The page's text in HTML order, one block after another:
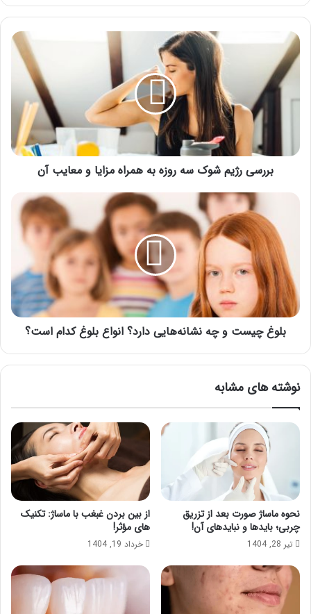
بررسی
رژیم
شوک
روزه به
معایب
بررسی رژیم شوک سه روزه به همراه مزایا و معایب آن
نشانه‌هایی
دارد؟
انواع
بلوغ
کدام
است؟بلوغ چیست و چه نشانه‌هایی دارد؟ انواع بلوغ کدام است؟
نوشته های مشابه
نحوه ماساژ صورت بعد از تزریق
چربی؛ بایدها و نبایدهای آن!
تیر 28, 1404
از بین بردن غبغب با ماساژ: تکنیک
های مؤثر!
خرداد 19, 1404